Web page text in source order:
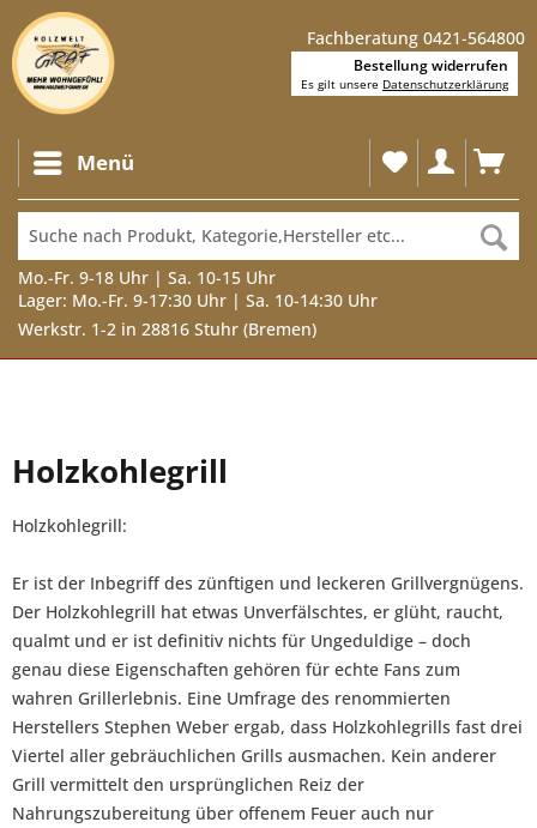
Fachberatung 0421-564800
Menü
Mo.-Fr. 9-18 Uhr | Sa. 10-15 Uhr
Lager: Mo.-Fr. 9-17:30 Uhr | Sa. 10-14:30 Uhr
Werkstr. 1-2 in 28816 Stuhr (Bremen)
Holzkohlegrill
Holzkohlegrill:
Er ist der Inbegriff des zünftigen und leckeren Grillvergnügens.
Der Holzkohlegrill hat etwas Unverfälschtes, er glüht, raucht,
qualmt und er ist definitiv nichts für Ungeduldige – doch
genau diese Eigenschaften gehören für echte Fans zum
wahren Grillerlebnis. Eine Umfrage des renommierten
Herstellers Stephen Weber ergab, dass Holzkohlegrills fast drei
Viertel aller gebräuchlichen Grills ausmachen. Kein anderer
Grill vermittelt den ursprünglichen Reiz der
Nahrungszubereitung über offenem Feuer auch nur
Bestellung widerrufen
Es gilt unsere Datenschutzerklärung